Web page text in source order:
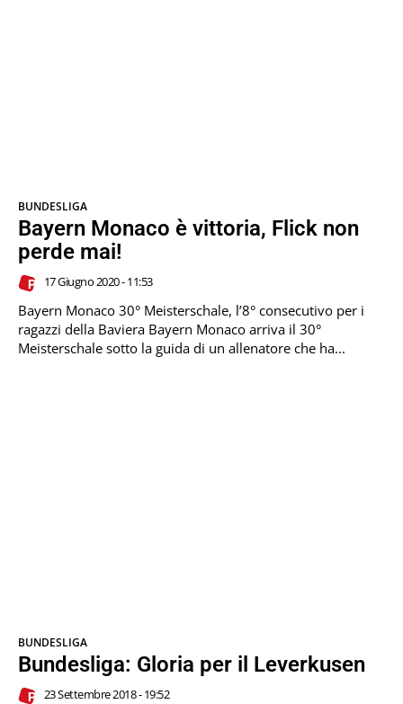
BUNDESLIGA
Bayern Monaco è vittoria, Flick non
perde mai!
17 Giugno 2020 - 11:53
Bayern Monaco 30° Meisterschale, l’8° consecutivo per i
ragazzi della Baviera Bayern Monaco arriva il 30°
Meisterschale sotto la guida di un allenatore che ha...
BUNDESLIGA
Bundesliga: Gloria per il Leverkusen
23 Settembre 2018 - 19:52